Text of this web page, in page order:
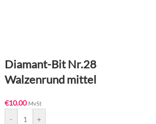
Diamant-Bit Nr.28
Walzenrund mittel
€10.00 MvSt
-
+